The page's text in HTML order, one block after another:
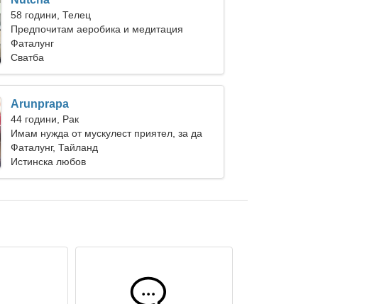
58 години, Телец
Предпочитам аеробика и медитация
Фаталунг
Сватба
Arunprapa
44 години, Рак
Имам нужда от мускулест приятел, за да
ходим заедно
Фаталунг, Тайланд
Истинска любов